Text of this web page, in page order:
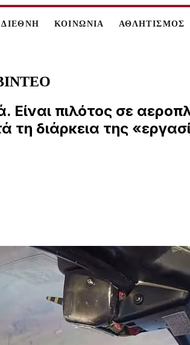
ΔΙΕΘΝΗ ΚΟΙΝΩΝΙΑ ΑΘΛΗΤΙΣΜΟΣ
ΒΙΝΤΕΟ
Είναι πιλότος σε
τη διάρκεια της